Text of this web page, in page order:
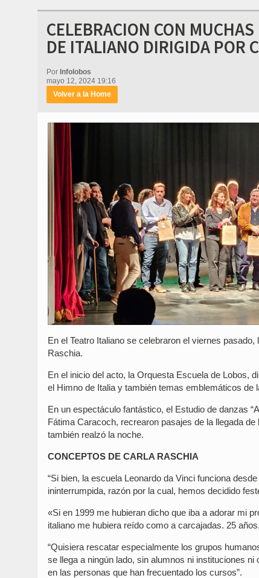
CELEBRACION CON
DE ITALIANO DIRIGIDA POR
Por Infolobos
mayo 12, 2024 19:16
Volver a la Home
En el Teatro Italiano se celebraron el viernes
Raschia.
En el inicio del acto, la Orquesta Escuela de Lobos,
el Himno de Italia y también temas emblemáticos de
En un espectáculo fantástico, el Estudio de danzas
Fátima Caracoch, recrearon pasajes de la llegada
también realzó la noche.
CONCEPTOS DE CARLA RASCHIA
“Si bien, la escuela Leonardo da Vinci funciona
ininterrumpida, razón por la cual, hemos decidido
«Si en 1999 me hubieran dicho que iba a adorar mi
italiano me hubiera reído como a carcajadas. 25
“Quisiera rescatar especialmente los grupos
se llega a ningún lado, sin alumnos ni instituciones
en las personas que han frecuentado los cursos”.